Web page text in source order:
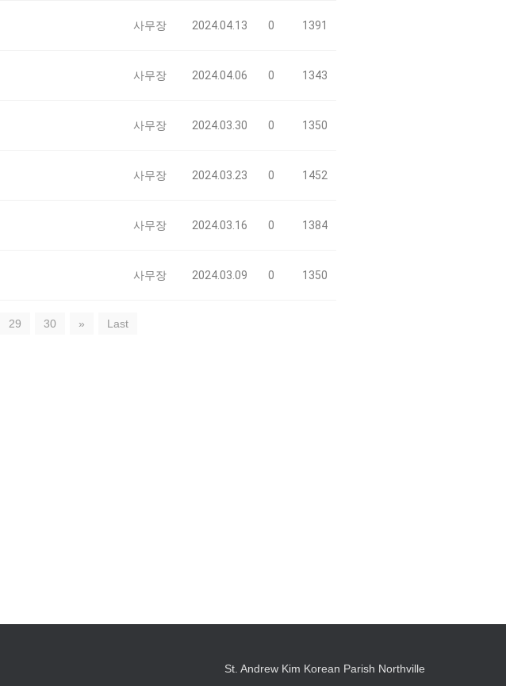
사무장 2024.04.13 0 1391
사무장 2024.04.06 0 1343
사무장 2024.03.30 0 1350
사무장 2024.03.23 0 1452
사무장 2024.03.16 0 1384
사무장 2024.03.09 0 1350
29 30 » Last
St. Andrew Kim Korean Parish Northville